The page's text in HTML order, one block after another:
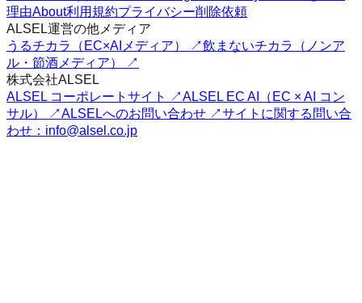
理由About利用規約プライバシー削除依頼
ALSEL運営の他メディア
うるチカラ（EC×AIメディア） ↗飲まないチカラ（ノンア
ル・節酒メディア） ↗
株式会社ALSEL
ALSEL コーポレートサイト ↗ALSEL EC AI（EC × AI コン
サル） ↗ALSELへのお問い合わせ ↗サイトに関する問い合
わせ：info@alsel.co.jp